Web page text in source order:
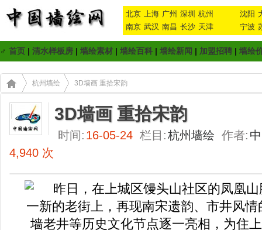
北京 上海 广州 深圳 杭州
南京 武汉 南昌 长沙 天津
沈阳
宁波
♂ 首页 | 清水样板房 | 墙绘素材 | 墙绘百科 | 墙绘新闻 | 加盟招聘 | 墙绘
杭州墙绘 3D墙画 重拾宋韵
3D墙画 重拾宋韵
时间: 16-05-24 栏目:杭州墙绘 作者:
4,940 次